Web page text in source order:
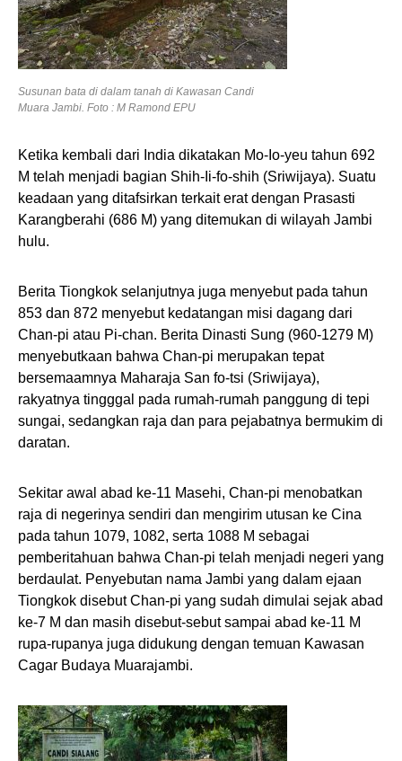
Susunan bata di dalam tanah di Kawasan Candi
Muara Jambi. Foto : M Ramond EPU
Ketika kembali dari India dikatakan Mo-Io-yeu tahun 692
M telah menjadi bagian Shih-Ii-fo-shih (Sriwijaya). Suatu
keadaan yang ditafsirkan terkait erat dengan Prasasti
Karangberahi (686 M) yang ditemukan di wilayah Jambi
hulu.
Berita Tiongkok selanjutnya juga menyebut pada tahun
853 dan 872 menyebut kedatangan misi dagang dari
Chan-pi atau Pi-chan. Berita Dinasti Sung (960-1279 M)
menyebutkaan bahwa Chan-pi merupakan tepat
bersemaamnya Maharaja San fo-tsi (Sriwijaya),
rakyatnya tingggal pada rumah-rumah panggung di tepi
sungai, sedangkan raja dan para pejabatnya bermukim di
daratan.
Sekitar awal abad ke-11 Masehi, Chan-pi menobatkan
raja di negerinya sendiri dan mengirim utusan ke Cina
pada tahun 1079, 1082, serta 1088 M sebagai
pemberitahuan bahwa Chan-pi telah menjadi negeri yang
berdaulat. Penyebutan nama Jambi yang dalam ejaan
Tiongkok disebut Chan-pi yang sudah dimulai sejak abad
ke-7 M dan masih disebut-sebut sampai abad ke-11 M
rupa-rupanya juga didukung dengan temuan Kawasan
Cagar Budaya Muarajambi.